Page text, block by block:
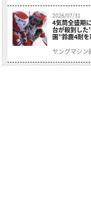
2026/07/31
4気筒全盛期
台が殺到した
園”鈴鹿4耐
ヤングマシン